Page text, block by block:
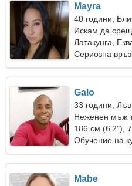
Mayra
40 години,
Искам да
Латакунга,
Сериозна
Galo
33 години, Лъв
Неженен мъж
186 см (6'2"),
Обучение на
Mabe